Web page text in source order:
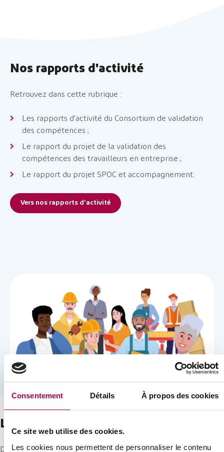
Consentement Détails À propos des cookies
Ce site web utilise des cookies.
Les cookies nous permettent de personnaliser le contenu
Nos rapports d'activité
Retrouvez dans cette rubrique :
Les rapports d'activité du Consortium de validation
des compétences ;
Le rapport du projet de la validation des
compétences des travailleurs en entreprise ;
Le rapport du projet SPOC et accompagnement.
Vers nos rapports d'activité
Les études et analyses
Dans cette rubrique, découvrez notre étude d'impact (2012).